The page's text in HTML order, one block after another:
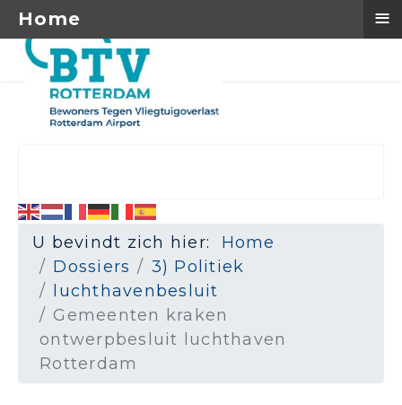
U bevindt zich hier: Home
Dossiers
3) Politiek
luchthavenbesluit
Gemeenten kraken
ontwerpbesluit luchthaven
Rotterdam
Home ≡